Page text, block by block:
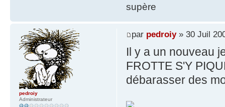
supère
par pedroiy» 30 Juil
Il y a un nouveau
FROTTE S'Y
débarasser des
pedroiy
Administrateur